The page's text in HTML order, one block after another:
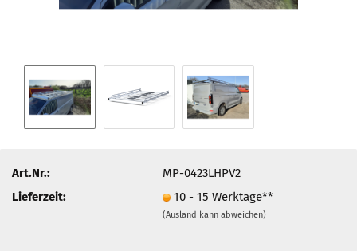
Art.Nr.:
MP-0423LHPV2
Lieferzeit:
10 - 15 Werktage**
(Ausland kann abweichen)